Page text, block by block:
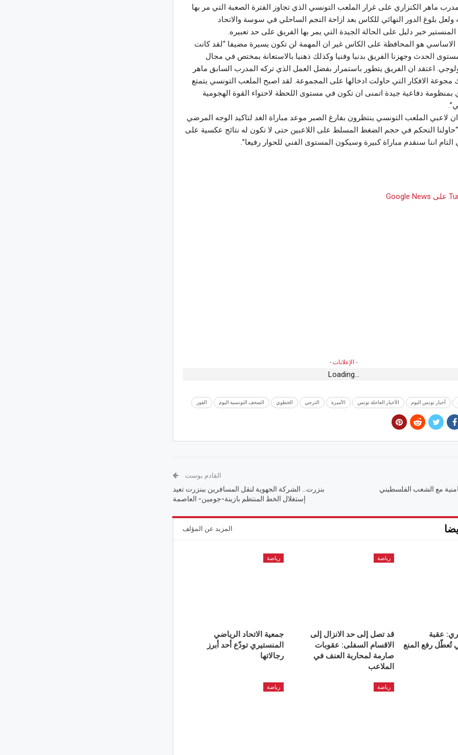
ماهر الكنزاري على غرار الملعب التونسي الذي تجاوز الفترة الصعبة التي مر بها
بلوغ الدور النهائي للكاس بعد ازاحة النجم الساحلي في سوسة والاتحاد
خير دليل على الحالة الجيدة التي يمر بها الفريق على حد تعبيره.
الاساسي هو المحافظة على الكاس غير ان المهمة لن تكون يسيرة مضيفا “لقد كانت
الحدث وجهزنا الفريق بدنيا وفنيا وكذلك ذهنيا بالاستعانة بمختص في مجال
اعتقد ان الفريق يتطور باستمرار بفضل العمل الذي تركه المدرب السابق ماهر
مجوعة الافكار التي حاولت ادخالها على المجموعة. لقد اصبح الملعب التونسي يتمتع
دفاعية جيدة اتمنى ان تكون في مستوى اللحظة لاحتواء القوة الهجومية
لاعبي الملعب التونسي ينتظرون بفارغ الصبر موعد مباراة الغد لتاكيد الوجه المرضي
التحكم في حجم الضغط المسلط على اللاعبين حتى لا تكون له نتائج عكسية على
التام اننا سنقدم مباراة كبيرة وسيكون المستوى الفني للحوار رفيعا”.
- الإعلانات -
Loading...
أخبار تونس اليوم الأخبار العاجلة تونس الأميرة الترجي الخطوي الصحف التونسية اليوم الفوز
مع الشعب الفلسطيني
القادم بوست
بنزرت.. الشركة الجهوية لنقل المسافرين ببنزرت تعيد
إستغلال الخط المنتظم بازينة-جومين- العاصمة
المزيد عن المؤلف
عقبة
تُعطّل رفع المنع
رياضة
قد تصل إلى حد الانزال إلى
الاقسام السفلى: عقوبات
صارمة لمحاربة العنف في
الملاعب
رياضة
جمعية الاتحاد الرياضي
المنستيري تودّع أحد أبرز
رجالاتها
رياضة رياضة